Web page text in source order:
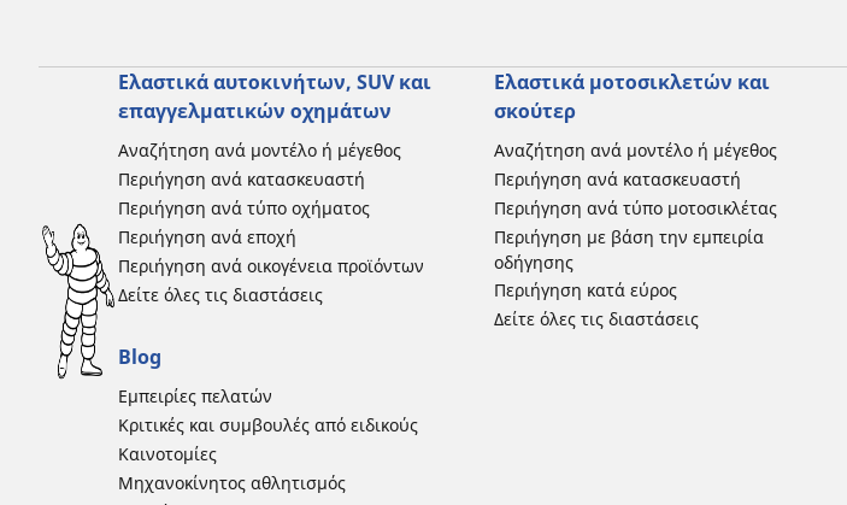
Ελαστικά αυτοκινήτων, SUV και
επαγγελματικών οχημάτων
Αναζήτηση ανά μοντέλο ή μέγεθος
Περιήγηση ανά κατασκευαστή
Περιήγηση ανά τύπο οχήματος
Περιήγηση ανά εποχή
Περιήγηση ανά οικογένεια προϊόντων
Δείτε όλες τις διαστάσεις
Ελαστικά μοτοσικλετών και
σκούτερ
Αναζήτηση ανά μοντέλο ή μέγεθος
Περιήγηση ανά κατασκευαστή
Περιήγηση ανά τύπο μοτοσικλέτας
Περιήγηση με βάση την εμπειρία
οδήγησης
Περιήγηση κατά εύρος
Δείτε όλες τις διαστάσεις
Blog
Εμπειρίες πελατών
Κριτικές και συμβουλές από ειδικούς
Καινοτομίες
Μηχανοκίνητος αθλητισμός